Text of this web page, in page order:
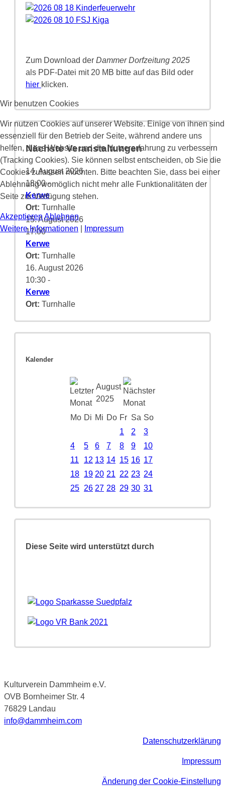
Zum Download der Dammer Dorfzeitung 2025
als PDF-Datei mit 20 MB bitte auf das Bild oder
hier klicken.
Nächste Veranstaltungen
14. August 2026
18:00-
Kerwe
Ort: Turnhalle
15. August 2026
17:00-
Kerwe
Ort: Turnhalle
16. August 2026
10:30 -
Kerwe
Ort: Turnhalle
Kalender
August
2025
Mo Di Mi Do Fr Sa So
1
2
3
4
5 6 7 8 9
10
11
12 13 14 15 16 17
18 19 20 21 22 23 24
25 26 27 28 29 30 31
Diese Seite wird unterstützt durch
Kulturverein Dammheim e.V.
OVB Bornheimer Str. 4
76829 Landau
info@dammheim.com
Datenschutzerklärung
Impressum
Änderung der Cookie-Einstellung
Wir benutzen Cookies
Wir nutzen Cookies auf unserer Website. Einige von ihnen sind
essenziell für den Betrieb der Seite, während andere uns
helfen, diese Website und die Nutzererfahrung zu verbessern
(Tracking Cookies). Sie können selbst entscheiden, ob Sie die
Cookies zulassen möchten. Bitte beachten Sie, dass bei einer
Ablehnung womöglich nicht mehr alle Funktionalitäten der
Seite zur Verfügung stehen.
Akzeptieren Ablehnen
Weitere Informationen
Impressum